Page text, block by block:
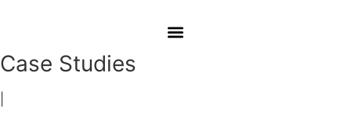
Case Studies